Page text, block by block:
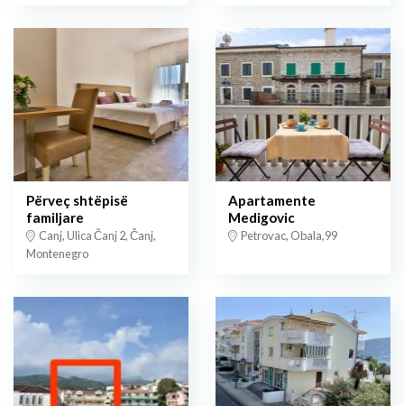
Përveç shtëpisë
familjare
Canj, Ulica Čanj 2, Čanj,
Montenegro
Apartamente
Medigovic
Petrovac, Obala,99